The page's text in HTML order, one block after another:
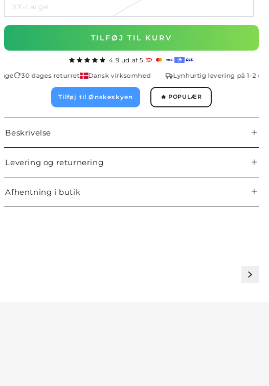
XX-Large
TILFØJ TIL KURV
4.9 ud af 5
30 dages returret Dansk virksomhed Lynhurtig levering på 1-2 dage
Tilføj til Ønskeskyen 🔥 POPULÆR
Beskrivelse
Levering og returnering
Afhentning i butik